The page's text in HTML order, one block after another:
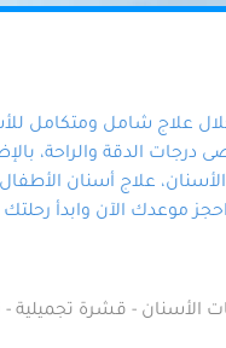
علاج شامل ومتكامل
الدقة والراحة،
علاج أسنان الأطفال،
موعدك الآن وابدأ رحلتك
الأسنان - قشرة تجميلية -